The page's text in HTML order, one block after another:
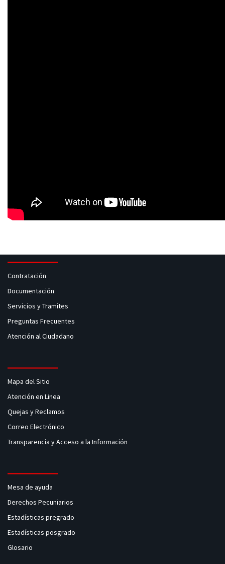
Contratación
Documentación
Servicios y Tramites
Preguntas Frecuentes
Atención al Ciudadano
Mapa del Sitio
Atención en Linea
Quejas y Reclamos
Correo Electrónico
Transparencia y Acceso a la Información
Mesa de ayuda
Derechos Pecuniarios
Estadísticas pregrado
Estadísticas posgrado
Glosario